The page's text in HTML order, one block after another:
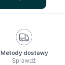
Metody dostawy
Sprawdź